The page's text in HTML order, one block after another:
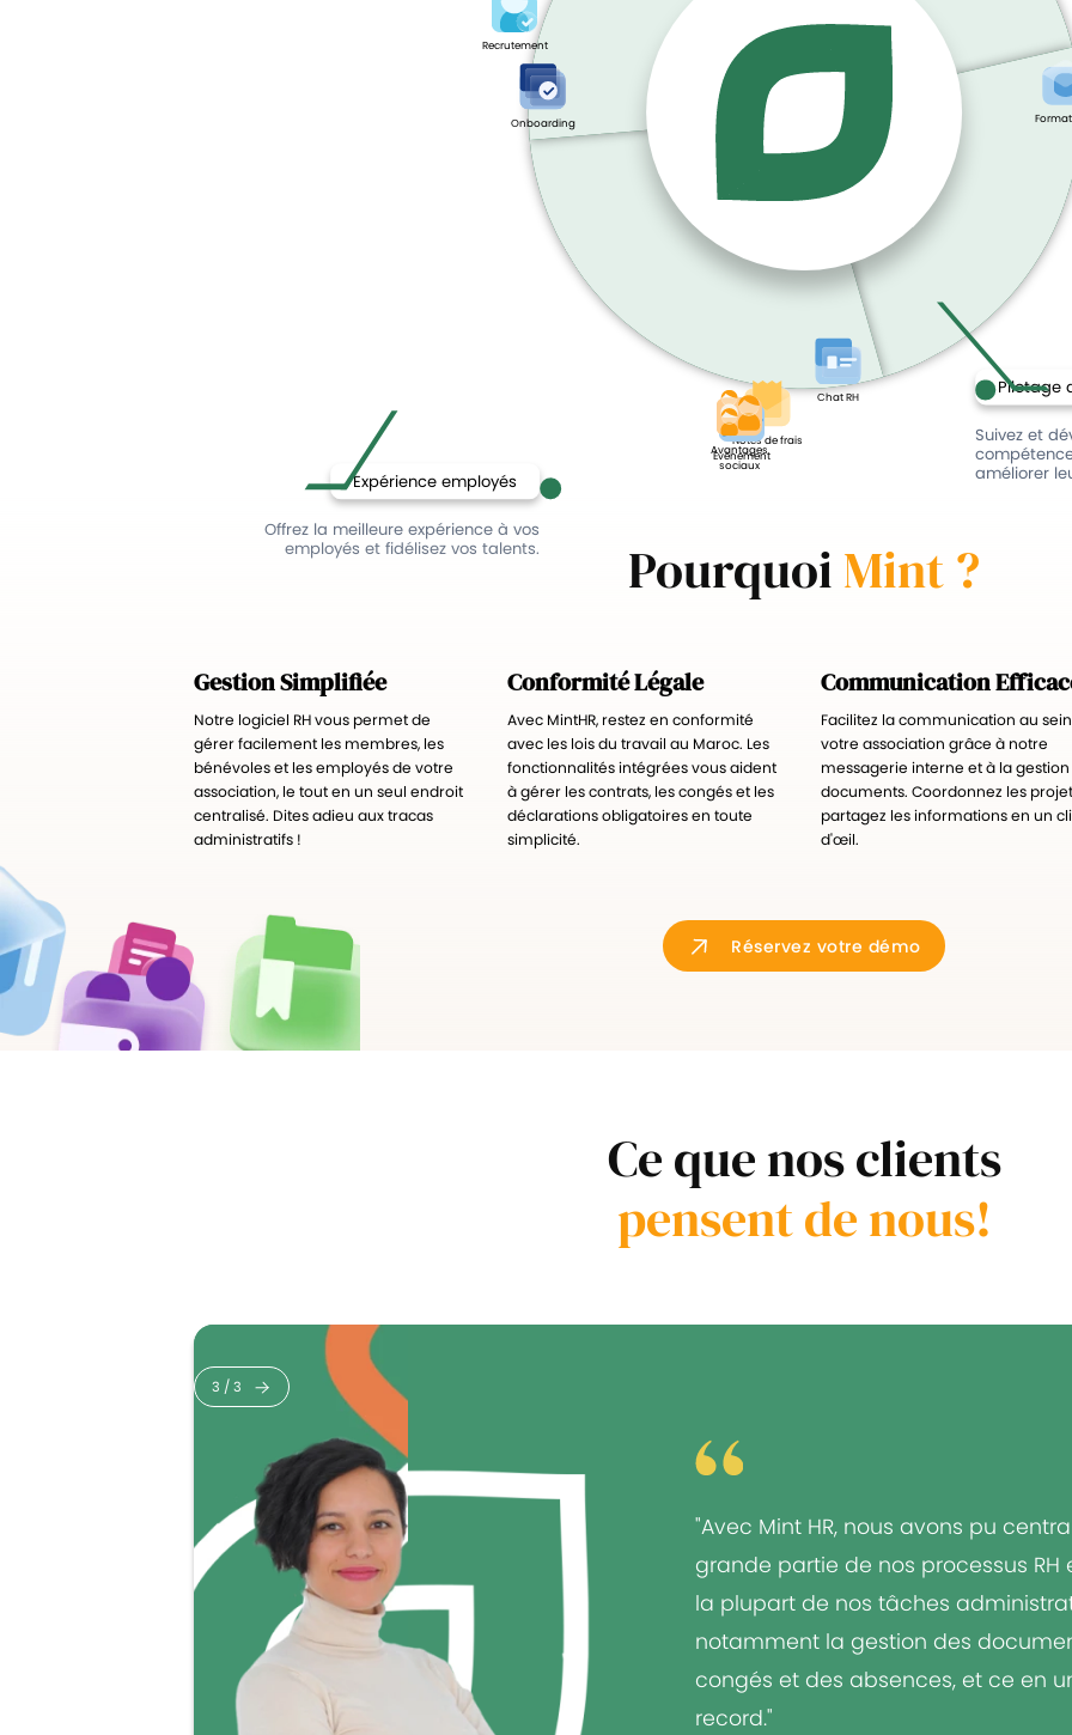
Pilotage
Suivez et
améliorer
Chat RH
Notes de frais
Évènement
Avantages
sociaux
Expérience employés
Offrez la meilleure expérience à vos
employés et fidélisez vos talents.
Onboarding
Recrutement
PourquoiMint ?
Gestion Simplifiée
Notre logiciel RH vous permet de
gérer facilement les membres, les
bénévoles et les employés de votre
association, le tout en un seul endroit
centralisé. Dites adieu aux tracas
administratifs !
Conformité Légale
Avec MintHR, restez en conformité
avec les lois du travail au Maroc. Les
fonctionnalités intégrées vous aident
à gérer les contrats, les congés et les
déclarations obligatoires en toute
simplicité.
Communication
Facilitez la communication au
votre association grâce à notre
messagerie interne et à la
documents. Coordonnez les
partagez les informations en un
d'œil.
Réservez votre démo
Ce que nos clients
pensent de nous!
3 /3
"Avec Mint HR, nous avons pu
grande partie de nos processus RH
la plupart de nos tâches
notamment la gestion des
congés et des absences, et ce en
record."